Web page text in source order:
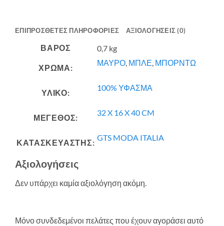
ΕΠΙΠΡΌΣΘΕΤΕΣ ΠΛΗΡΟΦΟΡΊΕΣ ΑΞΙΟΛΟΓΉΣΕΙΣ (0)
ΒΆΡΟΣ 0,7 kg
ΧΡΩΜΑ:
ΜΑΥΡΟ ΜΠΛΕ ΜΠΟΡΝΤΩ
ΥΛΙΚΟ:
100% ΥΦΑΣΜΑ
ΜΕΓΕΘΟΣ:
32 X 16 X 40 CM
ΚΑΤΑΣΚΕΥΑΣΤΗΣ:
GTS MODA ITALIA
Αξιολογήσεις
Δεν υπάρχει καμία αξιολόγηση ακόμη.
Μόνο συνδεδεμένοι πελάτες που έχουν αγοράσει αυτό